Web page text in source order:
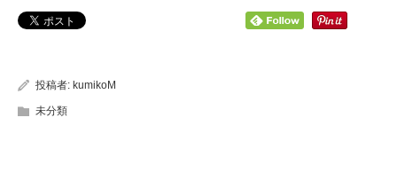
投稿者: kumikoM
未分類